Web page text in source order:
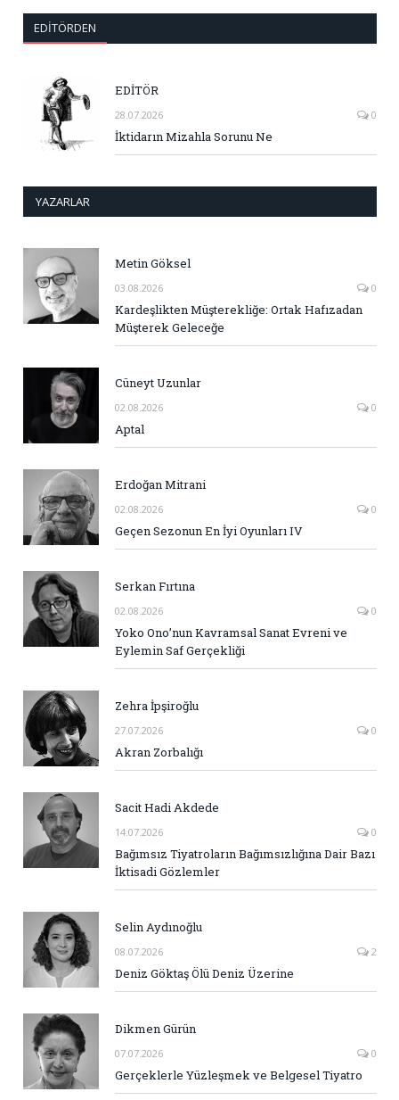
EDITÖRDEN
EDİTÖR
28.07.2026 0
İktidarın Mizahla Sorunu Ne
YAZARLAR
Metin Göksel
03.08.2026 0
Kardeşlikten Müşterekliğe: Ortak Hafızadan
Müşterek Geleceğe
Cüneyt Uzunlar
02.08.2026 0
Aptal
Erdoğan Mitrani
02.08.2026 0
Geçen Sezonun En İyi Oyunları IV
Serkan Fırtına
02.08.2026 0
Yoko Ono’nun Kavramsal Sanat Evreni ve
Eylemin Saf Gerçekliği
Zehra İpşiroğlu
27.07.2026 0
Akran Zorbalığı
Sacit Hadi Akdede
14.07.2026 0
Bağımsız Tiyatroların Bağımsızlığına Dair Bazı
İktisadi Gözlemler
Selin Aydınoğlu
08.07.2026 2
Deniz Göktaş Ölü Deniz Üzerine
Dikmen Gürün
07.07.2026 0
Gerçeklerle Yüzleşmek ve Belgesel Tiyatro